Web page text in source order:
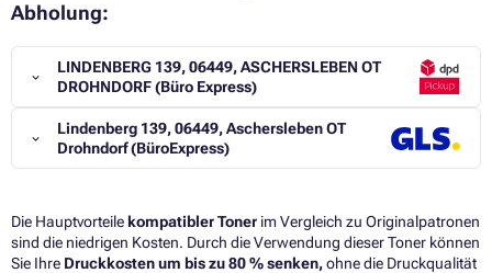
Abholung:
LINDENBERG 139, 06449, ASCHERSLEBEN OT
DROHNDORF (Büro Express)
Lindenberg 139, 06449, Aschersleben OT
Drohndorf (BüroExpress)
Die Hauptvorteile kompatibler Toner im Vergleich zu Originalpatronen
sind die niedrigen Kosten. Durch die Verwendung dieser Toner können
Sie Ihre Druckkosten um bis zu 80 % senken,ohne die Druckqualität